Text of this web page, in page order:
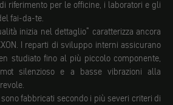
riferimento per le officine, i laboratori e gli
fai-da-te.
inizia nel dettaglio" caratterizza ancora
I reparti di sviluppo interni assicurano
studiato fino al più piccolo componente,
silenzioso e a basse vibrazioni alla
sono fabbricati secondo i più severi criteri di